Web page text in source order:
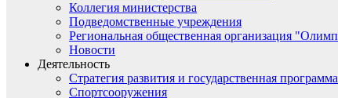
Коллегия министерства
Подведомственные учреждения
Региональная общественная организация
Новости
Деятельность
Стратегия развития и государственная программа
Спортсооружения